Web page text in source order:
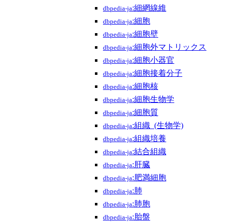
dbpedia-ja:細網線維
dbpedia-ja:細胞
dbpedia-ja:細胞壁
dbpedia-ja:細胞外マトリックス
dbpedia-ja:細胞小器官
dbpedia-ja:細胞接着分子
dbpedia-ja:細胞核
dbpedia-ja:細胞生物学
dbpedia-ja:細胞質
dbpedia-ja:組織_(生物学)
dbpedia-ja:組織培養
dbpedia-ja:結合組織
dbpedia-ja:肝臓
dbpedia-ja:肥満細胞
dbpedia-ja:肺
dbpedia-ja:肺胞
dbpedia-ja:胎盤